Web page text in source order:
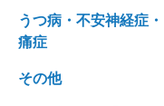
うつ病・不安神経症
痛症
その他